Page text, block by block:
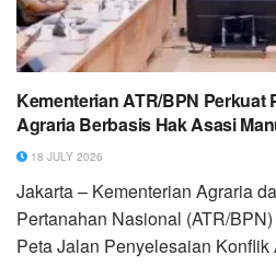
Kementerian ATR/BPN Perkuat
Agraria Berbasis Hak Asasi
18 JULY 2026
Jakarta – Kementerian Agraria
Pertanahan Nasional (ATR/
Peta Jalan Penyelesaian